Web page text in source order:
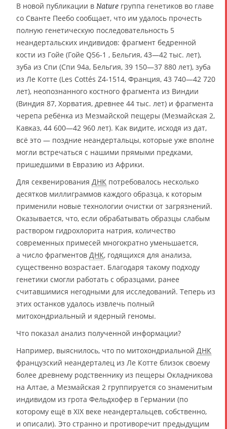
В новой публикации в Nature группа генетиков во главе
со Сванте Пеебо сообщает, что им удалось прочесть
полную генетическую последовательность 5
неандертальских индивидов: фрагмент бедренной
кости из Гойе (Гойе Q56-1 , Бельгия, 43—42 тыс. лет),
зуба из Спи (Спи 94а, Бельгия, 39 150—37 880 лет), зуба
из Ле Котте (Les Cottés Z4-1514, Франция, 43 740—42 720
лет), неопознанного костного фрагмента из Виндии
(Виндия 87, Хорватия, древнее 44 тыс. лет) и фрагмента
черепа ребёнка из Мезмайской пещеры (Мезмайская 2,
Кавказ, 44 600—42 960 лет). Как видите, исходя из дат,
всё это — поздние неандертальцы, которые уже вполне
могли встречаться с нашими прямыми предками,
пришедшими в Евразию из Африки.
Для секвенирования ДНК потребовалось несколько
десятков миллиграммов каждого образца, к которым
применили новые технологии очистки от загрязнений.
Оказывается, что, если обрабатывать образцы слабым
раствором гидрохлорита натрия, количество
современных примесей многократно уменьшается,
а число фрагментов ДНК, годящихся для анализа,
существенно возрастает. Благодаря такому подходу
генетики смогли работать с образцами, ранее
считавшимися негодными для исследований. Теперь из
этих останков удалось извлечь полный
митохондриальный и ядерный геномы.
Что показал анализ полученной информации?
Например, выяснилось, что по митохондриальной ДНК
французский неандерталец из Ле Котте близок своему
более древнему родственнику из пещеры Окладникова
на Алтае, а Мезмайская 2 группируется со знаменитым
индивидом из грота Фельдхофер в Германии (по
которому ещё в XIX веке неандертальцев, собственно,
и описали). Это странно и противоречит предыдущим